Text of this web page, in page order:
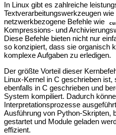
In Linux gibt es zahlreiche
Textverarbeitungswerkzeugen wie
netzwerkbezogene Befehle wie
Kompressions- und
Diese Befehle bieten nicht nur
so konzipiert, dass sie organisch
komplexe Aufgaben zu erledigen.
Der größte Vorteil dieser
Linux-Kernel in C geschrieben
ebenfalls in C geschrieben und
System kompiliert. Dadurch
Interpretationsprozesse
Ausführung von Python-Skripten,
gestartet und Module geladen
effizient.